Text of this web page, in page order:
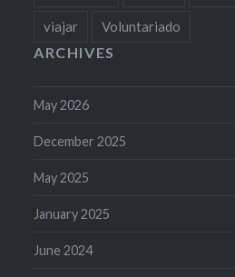
viajar Voluntariado
ARCHIVES
May 2026
December 2025
May 2025
January 2025
June 2024